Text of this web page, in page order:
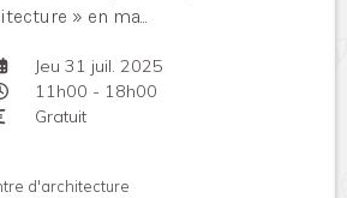
» en ma...
Jeu 31 juil. 2025
11h00 - 18h00
Gratuit
d'architecture